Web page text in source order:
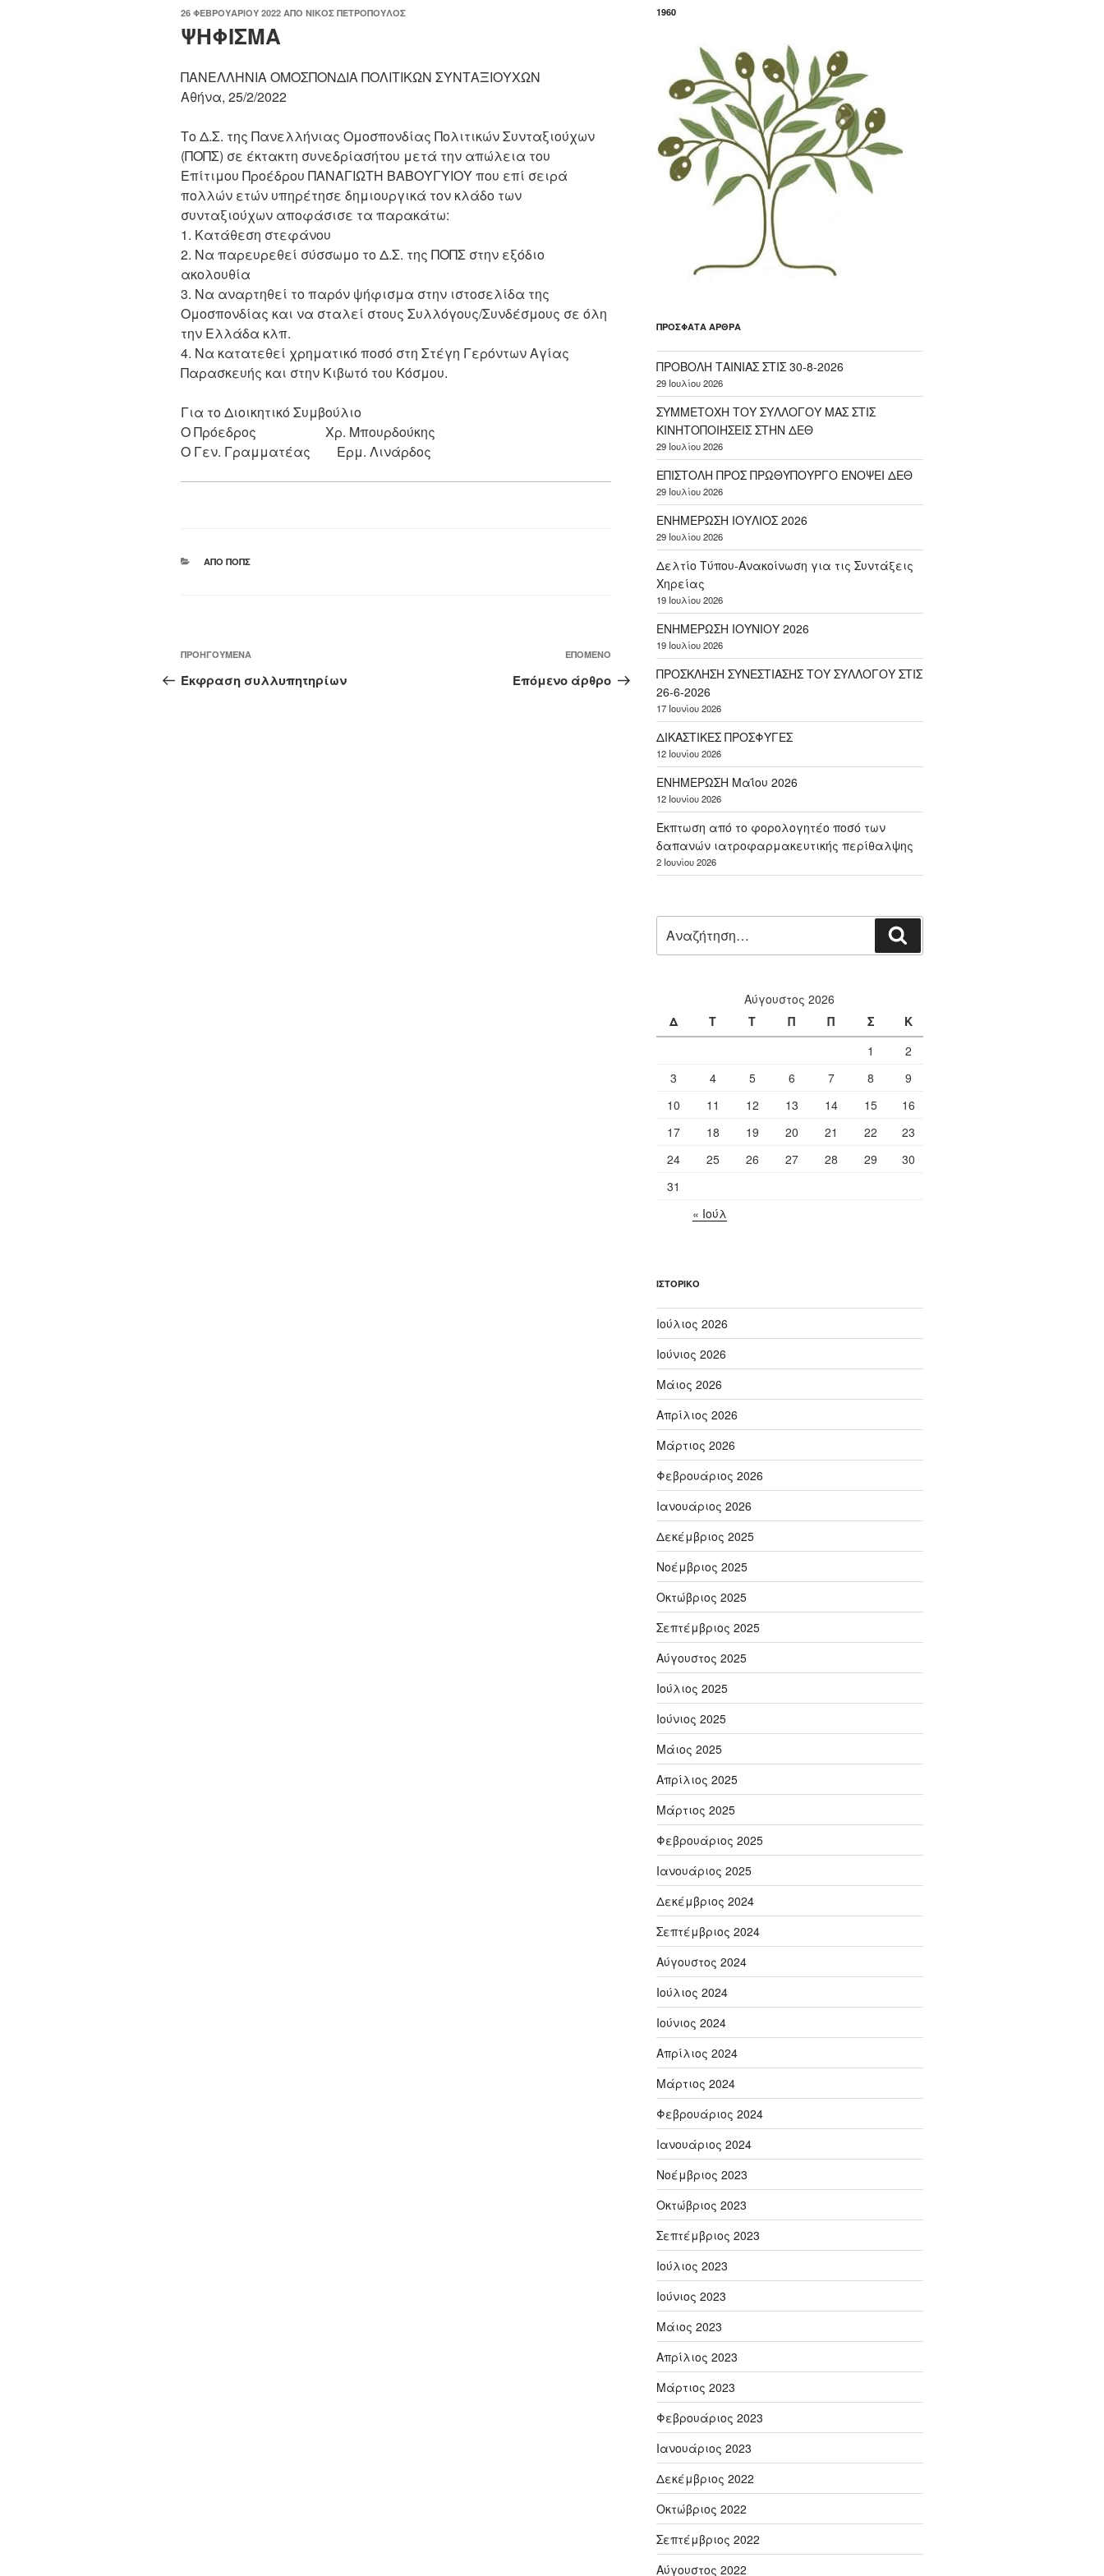
ΔΗΜΟΣΙΕΎΤΗΚΕ
26 ΦΕΒΡΟΥΑΡΊΟΥ 2022 ΑΠΌ ΝΊΚΟΣ ΠΕΤΡΌΠΟΥΛΟΣ
ΨΗΦΙΣΜΑ
ΠΑΝΕΛΛΗΝΙΑ ΟΜΟΣΠΟΝΔΙΑ ΠΟΛΙΤΙΚΩΝ ΣΥΝΤΑΞΙΟΥΧΩΝ
Αθήνα, 25/2/2022
ΤοΔ.Σ. της Πανελλήνιας Ομοσπονδίας Πολιτικών Συνταξιούχων
(ΠΟΠΣ) σε έκτακτη συνεδρίασήτου μετά την απώλεια του
Επίτιμου Προέδρου ΠΑΝΑΓΙΩΤΗ ΒΑΒΟΥΓΥΙΟΥ που επί σειρά
πολλών ετών υπηρέτησε δημιουργικά τον κλάδο των
συνταξιούχων αποφάσισε τα παρακάτω:
1. Κατάθεση στεφάνου
2. Να παρευρεθεί σύσσωμο το Δ.Σ. της ΠΟΠΣ στην εξόδιο
ακολουθία
3. Να αναρτηθεί το παρόν ψήφισμα στην ιστοσελίδα της
Ομοσπονδίας και να σταλεί στους Συλλόγους/Συνδέσμους σε όλη
την Ελλάδα κλπ.
4. Να κατατεθεί χρηματικό ποσό στη Στέγη Γερόντων Αγίας
Παρασκευής και στην Κιβωτό του Κόσμου.
Για το Διοικητικό Συμβούλιο
Ο Πρόεδρος Χρ. Μπουρδούκης
Ο Γεν. Γραμματέας
Ερμ. Λινάρδος
ΚΑΤΗΓΟΡΊΕΣ
ΑΠΌ ΠΟΠΣ
Πλοήγηση
άρθρων
Προηγούμενο
άρθρο
ΠΡΟΗΓΟΎΜΕΝΑ
Έκφραση συλλυπητηρίων
Επόμενο
άρθρο
ΕΠΌΜΕΝΟ
Επόμενο άρθρο
1960
ΠΡΌΣΦΑΤΑ ΆΡΘΡΑ
ΠΡΟΒΟΛΗ ΤΑΙΝΙΑΣ ΣΤΙΣ 30-8-2026
29 Ιουλίου 2026
ΣΥΜΜΕΤΟΧΗ ΤΟΥ ΣΥΛΛΟΓΟΥ ΜΑΣ ΣΤΙΣ
ΚΙΝΗΤΟΠΟΙΗΣΕΙΣ ΣΤΗΝ ΔΕΘ
29 Ιουλίου 2026
ΕΠΙΣΤΟΛΗ ΠΡΟΣ ΠΡΩΘΥΠΟΥΡΓΟ ΕΝΟΨΕΙ ΔΕΘ
29 Ιουλίου 2026
ΕΝΗΜΕΡΩΣΗ ΙΟΥΛΙΟΣ 2026
29 Ιουλίου 2026
Δελτίο Τύπου-Ανακοίνωση για τις Συντάξεις
Χηρείας
19 Ιουλίου 2026
ΕΝΗΜΕΡΩΣΗ ΙΟΥΝΙΟΥ 2026
19 Ιουλίου 2026
ΠΡΟΣΚΛΗΣΗ ΣΥΝΕΣΤΙΑΣΗΣ ΤΟΥ ΣΥΛΛΟΓΟΥ ΣΤΙΣ
26-6-2026
17 Ιουνίου 2026
ΔΙΚΑΣΤΙΚΕΣ ΠΡΟΣΦΥΓΕΣ
12 Ιουνίου 2026
ΕΝΗΜΕΡΩΣΗ Μαΐου 2026
12 Ιουνίου 2026
Έκπτωση από το φορολογητέο ποσό των
δαπανών ιατροφαρμακευτικής περίθαλψης
2 Ιουνίου 2026
για:
Αύγουστος 2026
Δ
Τ Τ Π Π Σ
Κ
1
2
3
4 5 6 7 8
9
10
11 12 13 14 15
16
17
18 19 20 21 22
23
24
25 26 27 28 29
30
31
« Ιούλ
ΙΣΤΟΡΙΚΌ
Ιούλιος 2026
Ιούνιος 2026
Μάιος 2026
Απρίλιος 2026
Μάρτιος 2026
Φεβρουάριος 2026
Ιανουάριος 2026
Δεκέμβριος 2025
Νοέμβριος 2025
Οκτώβριος 2025
Σεπτέμβριος 2025
Αύγουστος 2025
Ιούλιος 2025
Ιούνιος 2025
Μάιος 2025
Απρίλιος 2025
Μάρτιος 2025
Φεβρουάριος 2025
Ιανουάριος 2025
Δεκέμβριος 2024
Σεπτέμβριος 2024
Αύγουστος 2024
Ιούλιος 2024
Ιούνιος 2024
Απρίλιος 2024
Μάρτιος 2024
Φεβρουάριος 2024
Ιανουάριος 2024
Νοέμβριος 2023
Οκτώβριος 2023
Σεπτέμβριος 2023
Ιούλιος 2023
Ιούνιος 2023
Μάιος 2023
Απρίλιος 2023
Μάρτιος 2023
Φεβρουάριος 2023
Ιανουάριος 2023
Δεκέμβριος 2022
Οκτώβριος 2022
Σεπτέμβριος 2022
Αύγουστος 2022